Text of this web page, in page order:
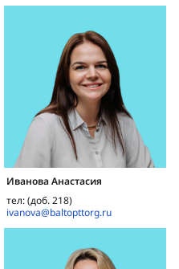
Иванова Анастасия
тел: (доб. 218)
ivanova@baltopttorg.ru